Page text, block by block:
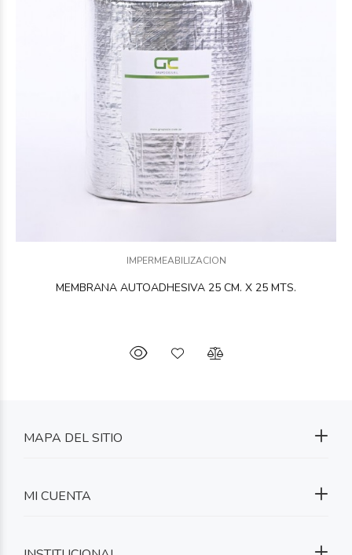
IMPERMEABILIZACION
MEMBRANA AUTOADHESIVA 25 CM. X 25 MTS.
MAPA DEL SITIO
MI CUENTA